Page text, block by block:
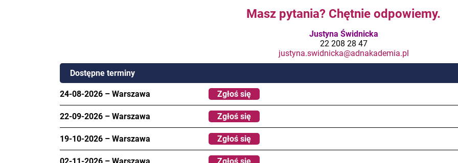
Masz pytania? Chętnie odpowiemy.
Justyna Świdnicka
22 208 28 47
justyna.swidnicka@adnakademia.pl
Dostępne terminy
24-08-2026 – Warszawa Zgłoś się
22-09-2026 – Warszawa Zgłoś się
19-10-2026 – Warszawa Zgłoś się